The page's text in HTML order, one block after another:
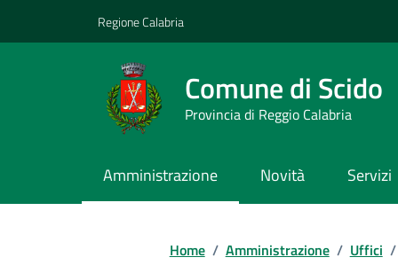
Regione Calabria
Comune di Scido
Provincia di Reggio Calabria
Amministrazione Novità Servizi
Home / Amministrazione / Uffici /